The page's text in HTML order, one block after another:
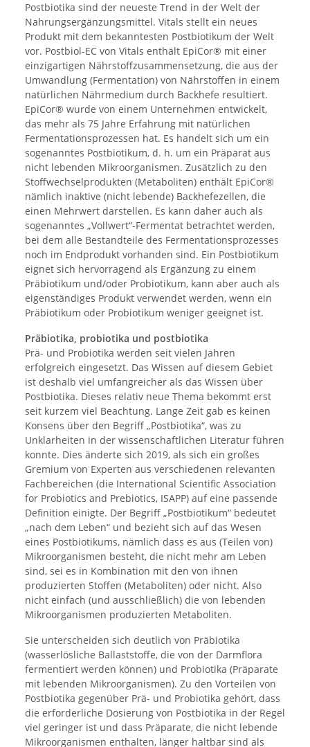
Postbiotika sind der neueste Trend in der Welt der
Nahrungsergänzungsmittel. Vitals stellt ein neues
Produkt mit dem bekanntesten Postbiotikum der Welt
vor. Postbiol-EC von Vitals enthält EpiCor® mit einer
einzigartigen Nährstoffzusammensetzung, die aus der
Umwandlung (Fermentation) von Nährstoffen in einem
natürlichen Nährmedium durch Backhefe resultiert.
EpiCor® wurde von einem Unternehmen entwickelt,
das mehr als 75 Jahre Erfahrung mit natürlichen
Fermentationsprozessen hat. Es handelt sich um ein
sogenanntes Postbiotikum, d. h. um ein Präparat aus
nicht lebenden Mikroorganismen. Zusätzlich zu den
Stoffwechselprodukten (Metaboliten) enthält EpiCor®
nämlich inaktive (nicht lebende) Backhefezellen, die
einen Mehrwert darstellen. Es kann daher auch als
sogenanntes „Vollwert“-Fermentat betrachtet werden,
bei dem alle Bestandteile des Fermentationsprozesses
noch im Endprodukt vorhanden sind. Ein Postbiotikum
eignet sich hervorragend als Ergänzung zu einem
Präbiotikum und/oder Probiotikum, kann aber auch als
eigenständiges Produkt verwendet werden, wenn ein
Präbiotikum oder Probiotikum weniger geeignet ist.
Präbiotika, probiotika und postbiotika
Prä- und Probiotika werden seit vielen Jahren
erfolgreich eingesetzt. Das Wissen auf diesem Gebiet
ist deshalb viel umfangreicher als das Wissen über
Postbiotika. Dieses relativ neue Thema bekommt erst
seit kurzem viel Beachtung. Lange Zeit gab es keinen
Konsens über den Begriff „Postbiotika“, was zu
Unklarheiten in der wissenschaftlichen Literatur führen
konnte. Dies änderte sich 2019, als sich ein großes
Gremium von Experten aus verschiedenen relevanten
Fachbereichen (die International Scientific Association
for Probiotics and Prebiotics, ISAPP) auf eine passende
Definition einigte. Der Begriff „Postbiotikum“ bedeutet
„nach dem Leben“ und bezieht sich auf das Wesen
eines Postbiotikums, nämlich dass es aus (Teilen von)
Mikroorganismen besteht, die nicht mehr am Leben
sind, sei es in Kombination mit den von ihnen
produzierten Stoffen (Metaboliten) oder nicht. Also
nicht einfach (und ausschließlich) die von lebenden
Mikroorganismen produzierten Metaboliten.
Sie unterscheiden sich deutlich von Präbiotika
(wasserlösliche Ballaststoffe, die von der Darmflora
fermentiert werden können) und Probiotika (Präparate
mit lebenden Mikroorganismen). Zu den Vorteilen von
Postbiotika gegenüber Prä- und Probiotika gehört, dass
die erforderliche Dosierung von Postbiotika in der Regel
viel geringer ist und dass Präparate, die nicht lebende
Mikroorganismen enthalten, länger haltbar sind als